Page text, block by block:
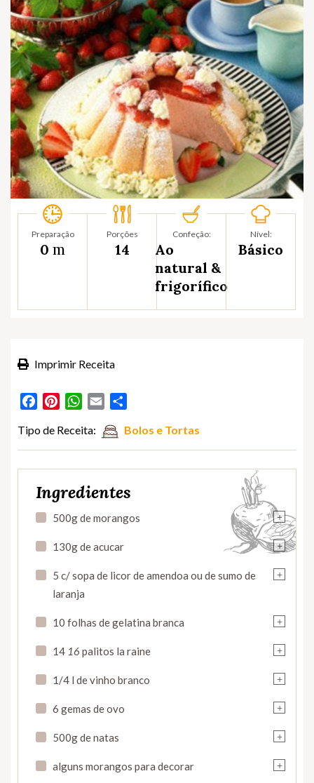
Preparação
0 m
Porções
14
Confeção:
Ao
natural &
frigorífico
Nível:
Básico
Imprimir Receita
FacebookPinterestWhatsApp
Email
Tipo de Receita: Bolos e Tortas
Ingredientes
+
500g de morangos
+
130g de acucar
+
5 c/ sopa de licor de amendoa ou de sumo de
laranja
+
10 folhas de gelatina branca
+
14 16 palitos la raine
+
1/4 l de vinho branco
+
6 gemas de ovo
+
500g de natas
+
alguns morangos para decorar